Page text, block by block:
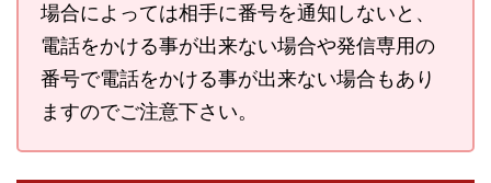
場合によっては相手に番号を通知しないと、
電話をかける事が出来ない場合や発信専用の
番号で電話をかける事が出来ない場合もあり
ますのでご注意下さい。